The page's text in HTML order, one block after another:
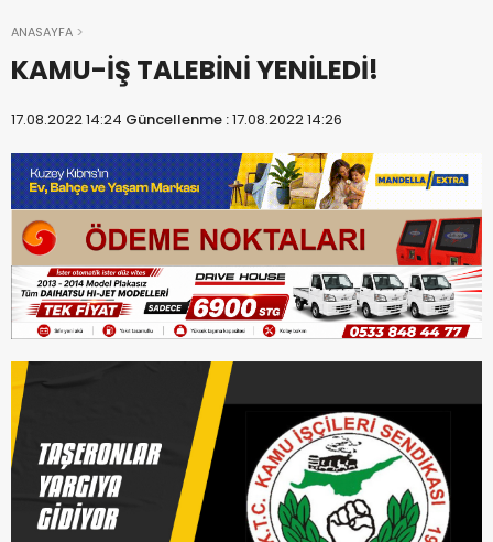
ANASAYFA
KAMU-İŞ TALEBİNİ YENİLEDİ!
17.08.2022 14:24 Güncellenme :17.08.2022 14:26